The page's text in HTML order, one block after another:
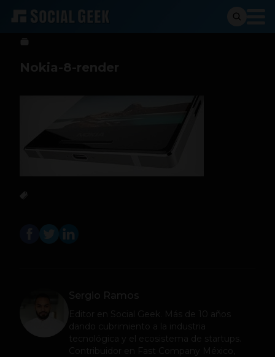
Sergio Ramos 20 de febrero de 2017
Nokia-8-render
Sergio Ramos
Editor en Social Geek
. Más de 10 años
dando cubrimiento a la industria
tecnológica y el ecosistema de startups.
Contribuidor en Fast Company México,